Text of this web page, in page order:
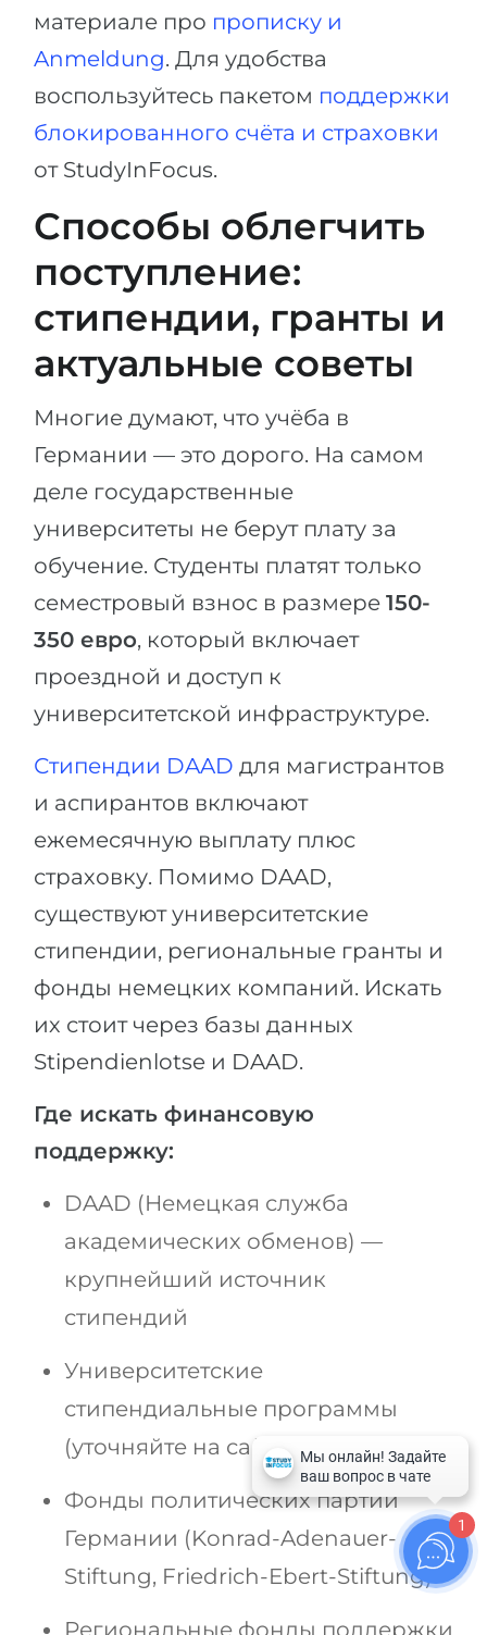
материале про прописку и
Anmeldung. Для удобства
воспользуйтесь пакетом поддержки
блокированного счёта и страховки
от StudyInFocus.
Способы облегчить
поступление:
стипендии, гранты и
актуальные советы
Многие думают, что учёба в
Германии — это дорого. На самом
деле государственные
университеты не берут плату за
обучение. Студенты платят только
семестровый взнос в размере 150-
350 евро, который включает
проездной и доступ к
университетской инфраструктуре.
Стипендии DAAD для магистрантов
и аспирантов включают
ежемесячную выплату плюс
страховку. Помимо DAAD,
существуют университетские
стипендии, региональные гранты и
фонды немецких компаний. Искать
их стоит через базы данных
Stipendienlotse и DAAD.
Где искать финансовую
поддержку:
DAAD (Немецкая служба
академических обменов) —
крупнейший источник
стипендий
Университетские
стипендиальные программы
(уточняйте на сайте вуза)
Фонды политических партий
Германии (Konrad-Adenauer-
Stiftung, Friedrich-Ebert-Stiftung)
1